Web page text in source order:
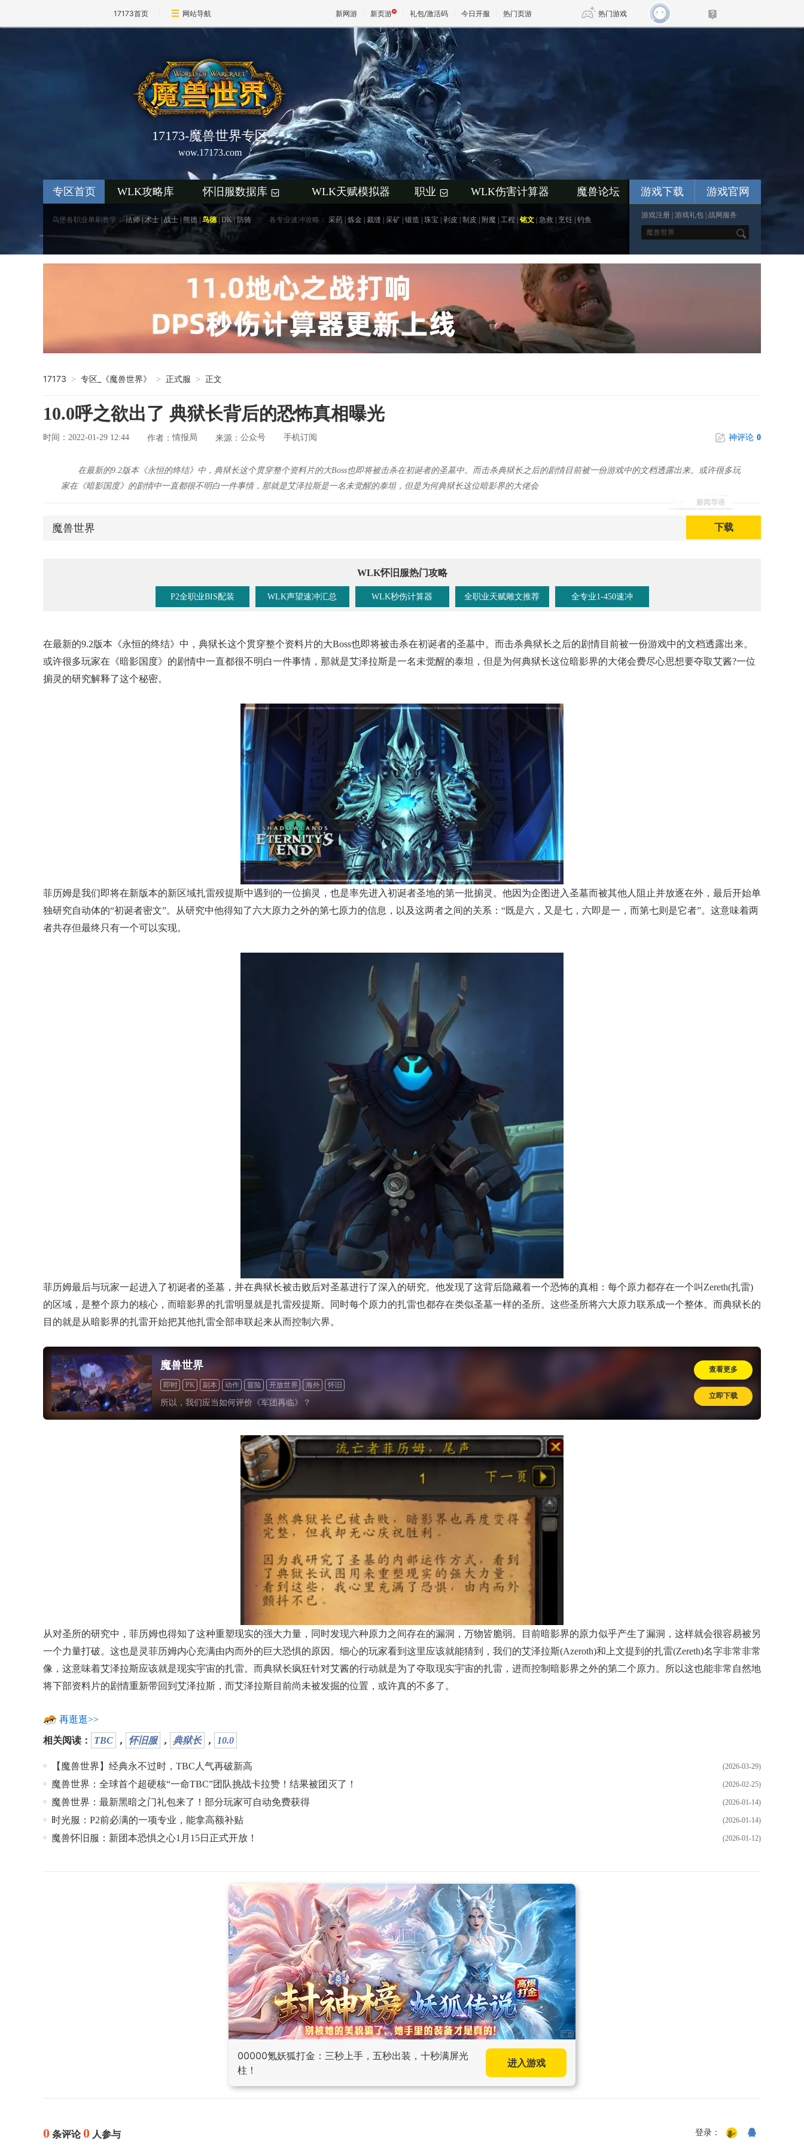
17173首页 网站导航 新网游 新页游 礼包/激活码 今日开服 热门页游 热门游戏
王权与自由 诛仙世界
17173-魔兽世界专区
wow.17173.com
专区首页 WLK攻略库 怀旧服数据库 + WLK天赋模拟器 职业 + WLK伤害计算器 魔兽论坛
乌堡各职业单刷教学： 法师 术士 |战士 熊德 鸟德| DK|防骑 各专业速冲攻略： 采药 炼金 裁缝 采矿 锻造 珠宝 剥皮 制皮 附魔 工程 铭文 急救 烹饪 钓鱼
游戏下载 游戏官网
游戏注册 游戏礼包 战网服务
*
17173 > 专区_《魔兽世界》 > 正式服 > 正文
10.0呼之欲出了 典狱长背后的恐怖真相曝光
时间：2022-01-29 12:44 作者： 情报局 来源： 公众号 手机订阅 神评论 0
新闻导语
在最新的9.2版本《永恒的终结》中，典狱长这个贯穿整个资料片的大Boss也即将被击杀在初诞者的圣墓中。而击杀典狱长之后的剧情目前被一份游戏中的文档透露出来。或许很多玩
家在《暗影国度》的剧情中一直都很不明白一件事情，那就是艾泽拉斯是一名未觉醒的泰坦，但是为何典狱长这位暗影界的大佬会
魔兽世界 下载
WLK怀旧服热门攻略
P2全职业BIS配装 WLK声望速冲汇总 WLK秒伤计算器 全职业天赋雕文推荐 全专业1-450速冲
在最新的9.2版本《永恒的终结》中，典狱长这个贯穿整个资料片的大Boss也即将被击杀在初诞者的圣墓中。而击杀典狱长之后的剧情目前被一份游戏中的文档透露出来。
或许很多玩家在《暗影国度》的剧情中一直都很不明白一件事情，那就是艾泽拉斯是一名未觉醒的泰坦，但是为何典狱长这位暗影界的大佬会费尽心思想要夺取艾酱?一位
掮灵的研究解释了这个秘密。
菲历姆是我们即将在新版本的新区域扎雷殁提斯中遇到的一位掮灵，也是率先进入初诞者圣地的第一批掮灵。他因为企图进入圣墓而被其他人阻止并放逐在外，最后开始单
独研究自动体的“初诞者密文”。从研究中他得知了六大原力之外的第七原力的信息，以及这两者之间的关系：“既是六，又是七，六即是一，而第七则是它者”。这意味着两
者共存但最终只有一个可以实现。
菲历姆最后与玩家一起进入了初诞者的圣墓，并在典狱长被击败后对圣墓进行了深入的研究。他发现了这背后隐藏着一个恐怖的真相：每个原力都存在一个叫Zereth(扎雷)
的区域，是整个原力的核心，而暗影界的扎雷明显就是扎雷殁提斯。同时每个原力的扎雷也都存在类似圣墓一样的圣所。这些圣所将六大原力联系成一个整体。而典狱长的
目的就是从暗影界的扎雷开始把其他扎雷全部串联起来从而控制六界。
魔兽世界
即时 PK 副本 动作 冒险 开放世界 海外 怀旧
所以，我们应当如何评价《军团再临》？
查看更多
立即下载
从对圣所的研究中，菲历姆也得知了这种重塑现实的强大力量，同时发现六种原力之间存在的漏洞，万物皆脆弱。目前暗影界的原力似乎产生了漏洞，这样就会很容易被另
一个力量打破。这也是灵菲历姆内心充满由内而外的巨大恐惧的原因。细心的玩家看到这里应该就能猜到，我们的艾泽拉斯(Azeroth)和上文提到的扎雷(Zereth)名字非常非常
像，这意味着艾泽拉斯应该就是现实宇宙的扎雷。而典狱长疯狂针对艾酱的行动就是为了夺取现实宇宙的扎雷，进而控制暗影界之外的第二个原力。所以这也能非常自然地
将下部资料片的剧情重新带回到艾泽拉斯，而艾泽拉斯目前尚未被发掘的位置，或许真的不多了。
再逛逛>>
相关阅读： TBC ， 怀旧服 ， 典狱长 ， 10.0
(2026-03-29)
【魔兽世界】经典永不过时，TBC人气再破新高
(2026-02-25)
魔兽世界：全球首个超硬核“一命TBC”团队挑战卡拉赞！结果被团灭了！
(2026-01-14)
魔兽世界：最新黑暗之门礼包来了！部分玩家可自动免费获得
(2026-01-14)
时光服：P2前必满的一项专业，能拿高额补贴
(2026-01-12)
魔兽怀旧服：新团本恐惧之心1月15日正式开放！
00000氪妖狐打金：三秒上手，五秒出装，十秒满屏光
柱！
进入游戏
0 条评论0 人参与 登录：